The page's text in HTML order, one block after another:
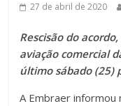
27 de abril de 2020
Rescisão do
aviação comercial
último sábado (25)
A Embraer informou